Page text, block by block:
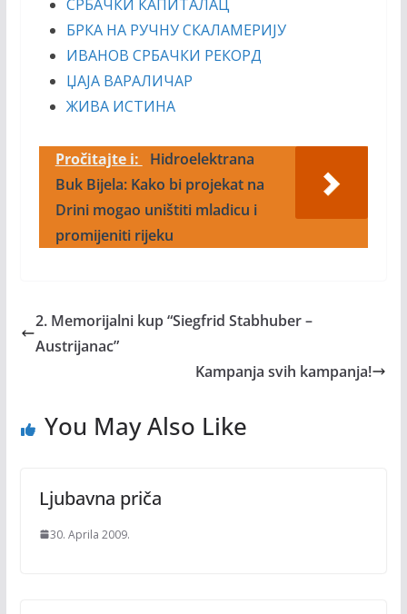
СРБАЧКИ КАПИТАЛАЦ
БРКА НА РУЧНУ СКАЛАМЕРИЈУ
ИВАНОВ СРБАЧКИ РЕКОРД
ЏАЈА ВАРАЛИЧАР
ЖИВА ИСТИНА
Pročitajte i:
Hidroelektrana
Buk Bijela: Kako bi projekat na
Drini mogao uništiti mladicu i
promijeniti rijeku
2. Memorijalni kup “Siegfrid Stabhuber –
Austrijanac”
Kampanja svih kampanja!
You May Also Like
Ljubavna priča
30. Aprila 2009.